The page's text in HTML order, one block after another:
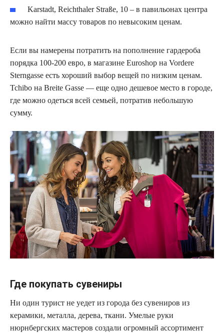
Karstadt, Reichthaler Straße, 10 – в павильонах центра
можно найти массу товаров по невысоким ценам.
Если вы намерены потратить на пополнение гардероба
порядка 100-200 евро, в магазине Euroshop на Vordere
Sterngasse есть хороший выбор вещей по низким ценам.
Tchibo на Breite Gasse — еще одно дешевое место в городе,
где можно одеться всей семьей, потратив небольшую
сумму.
Где покупать сувениры
Ни один турист не уедет из города без сувениров из
керамики, металла, дерева, ткани. Умелые руки
нюрнбергских мастеров создали огромный ассортимент